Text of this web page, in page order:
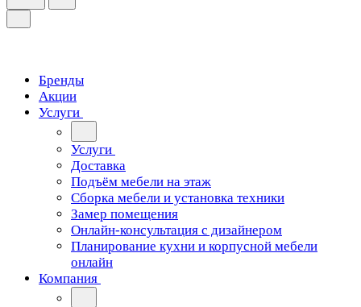
Бренды
Акции
Услуги
Услуги
Доставка
Подъём мебели на этаж
Сборка мебели и установка техники
Замер помещения
Онлайн-консультация с дизайнером
Планирование кухни и корпусной мебели
онлайн
Компания